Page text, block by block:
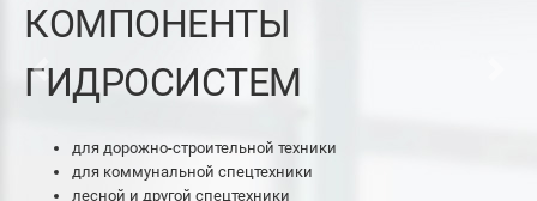
КОМПОНЕНТЫ
ГИДРОСИСТЕМ
для дорожно-строительной техники
для коммунальной спецтехники
лесной и другой спецтехники
Previous